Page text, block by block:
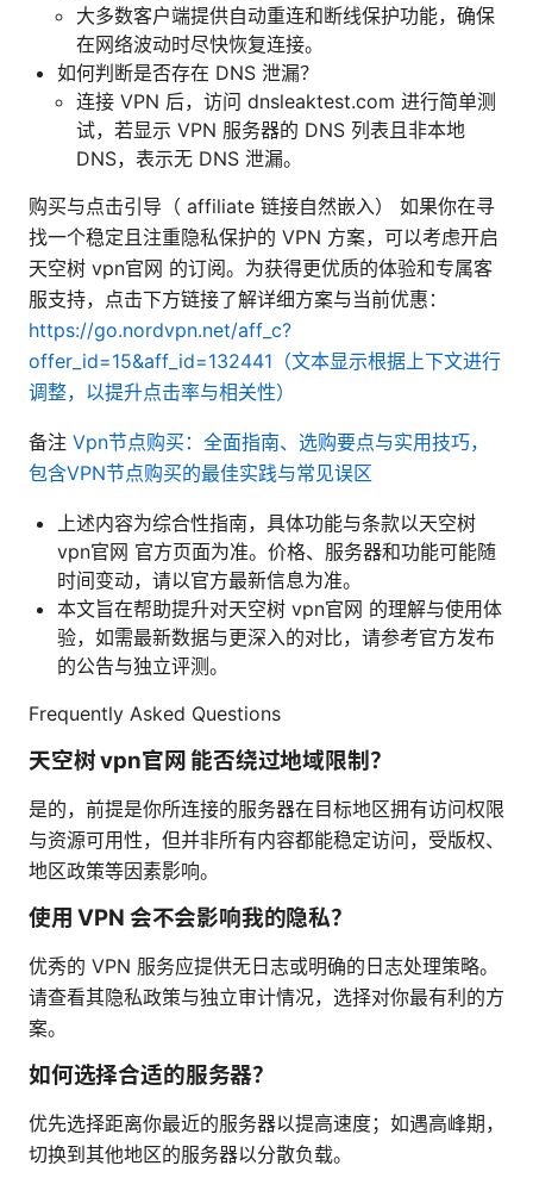
大多数客户端提供自动重连和断线保护功能，确保
在网络波动时尽快恢复连接。
如何判断是否存在 DNS 泄漏？
连接 VPN 后，访问 dnsleaktest.com 进行简单测
试，若显示 VPN 服务器的 DNS 列表且非本地
DNS，表示无 DNS 泄漏。
购买与点击引导（ affiliate 链接自然嵌入） 如果你在寻
找一个稳定且注重隐私保护的 VPN 方案，可以考虑开启
天空树 vpn官网 的订阅。为获得更优质的体验和专属客
服支持，点击下方链接了解详细方案与当前优惠：
https://go.nordvpn.net/aff_c?
offer_id=15&aff_id=132441（文本显示根据上下文进行
调整，以提升点击率与相关性）
备注 Vpn节点购买：全面指南、选购要点与实用技巧，
包含VPN节点购买的最佳实践与常见误区
上述内容为综合性指南，具体功能与条款以天空树
vpn官网 官方页面为准。价格、服务器和功能可能随
时间变动，请以官方最新信息为准。
本文旨在帮助提升对天空树 vpn官网 的理解与使用体
验，如需最新数据与更深入的对比，请参考官方发布
的公告与独立评测。
Frequently Asked Questions
天空树 vpn官网 能否绕过地域限制？
是的，前提是你所连接的服务器在目标地区拥有访问权限
与资源可用性，但并非所有内容都能稳定访问，受版权、
地区政策等因素影响。
使用 VPN 会不会影响我的隐私？
优秀的 VPN 服务应提供无日志或明确的日志处理策略。
请查看其隐私政策与独立审计情况，选择对你最有利的方
案。
如何选择合适的服务器？
优先选择距离你最近的服务器以提高速度；如遇高峰期，
切换到其他地区的服务器以分散负载。